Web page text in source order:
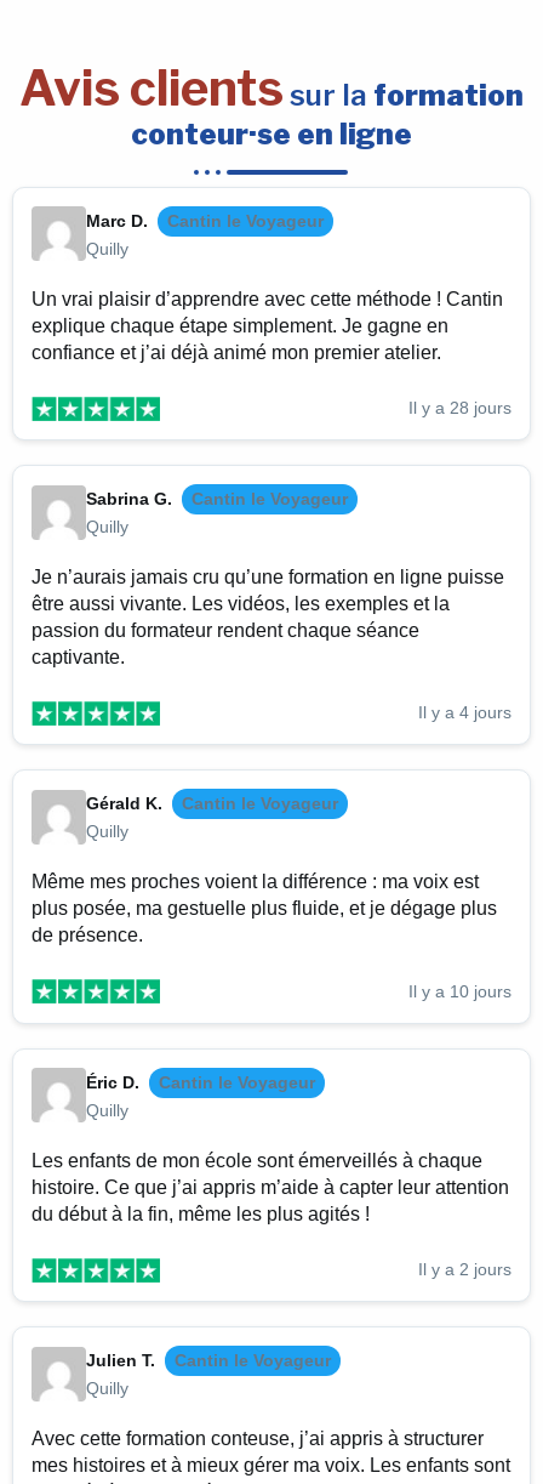
Avis clients sur la formation
conteur·se en ligne
Marc D.
Cantin le Voyageur
Quilly
Un vrai plaisir d’apprendre avec cette méthode ! Cantin
explique chaque étape simplement. Je gagne en
confiance et j’ai déjà animé mon premier atelier.
Il y a 28 jours
Sabrina G.
Cantin le Voyageur
Quilly
Je n’aurais jamais cru qu’une formation en ligne puisse
être aussi vivante. Les vidéos, les exemples et la
passion du formateur rendent chaque séance
captivante.
Il y a 4 jours
Gérald K.
Cantin le Voyageur
Quilly
Même mes proches voient la différence : ma voix est
plus posée, ma gestuelle plus fluide, et je dégage plus
de présence.
Il y a 10 jours
Éric D.
Cantin le Voyageur
Quilly
Les enfants de mon école sont émerveillés à chaque
histoire. Ce que j’ai appris m’aide à capter leur attention
du début à la fin, même les plus agités !
Il y a 2 jours
Julien T.
Cantin le Voyageur
Quilly
Avec cette formation conteuse, j’ai appris à structurer
mes histoires et à mieux gérer ma voix. Les enfants sont